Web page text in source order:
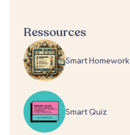
Ressources
Smart Homework
Smart Quiz